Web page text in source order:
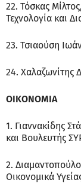
22. Τόσκας
Τεχνολογία και
23. Τσιαούση
24. Χαλαζωνίτης
ΟΙΚΟΝΟΜΙΑ
1. Γιαννακίδης
και Βουλευτής
2.
Οικονομικά